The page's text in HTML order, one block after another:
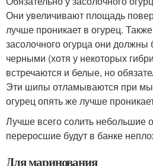
Они увеличивают площадь
лучше проникает в огурец.
засолочного огурца они должны
черными (хотя у некоторых
встречаются и белые, но
Эти шипы отламываются при
огурец опять же лучше
Лучше всего солить небольшие
переросшие будут в банке
Для маринования